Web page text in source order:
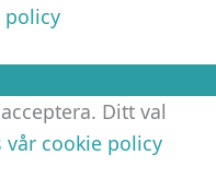
policy
Ditt val
vår cookie policy